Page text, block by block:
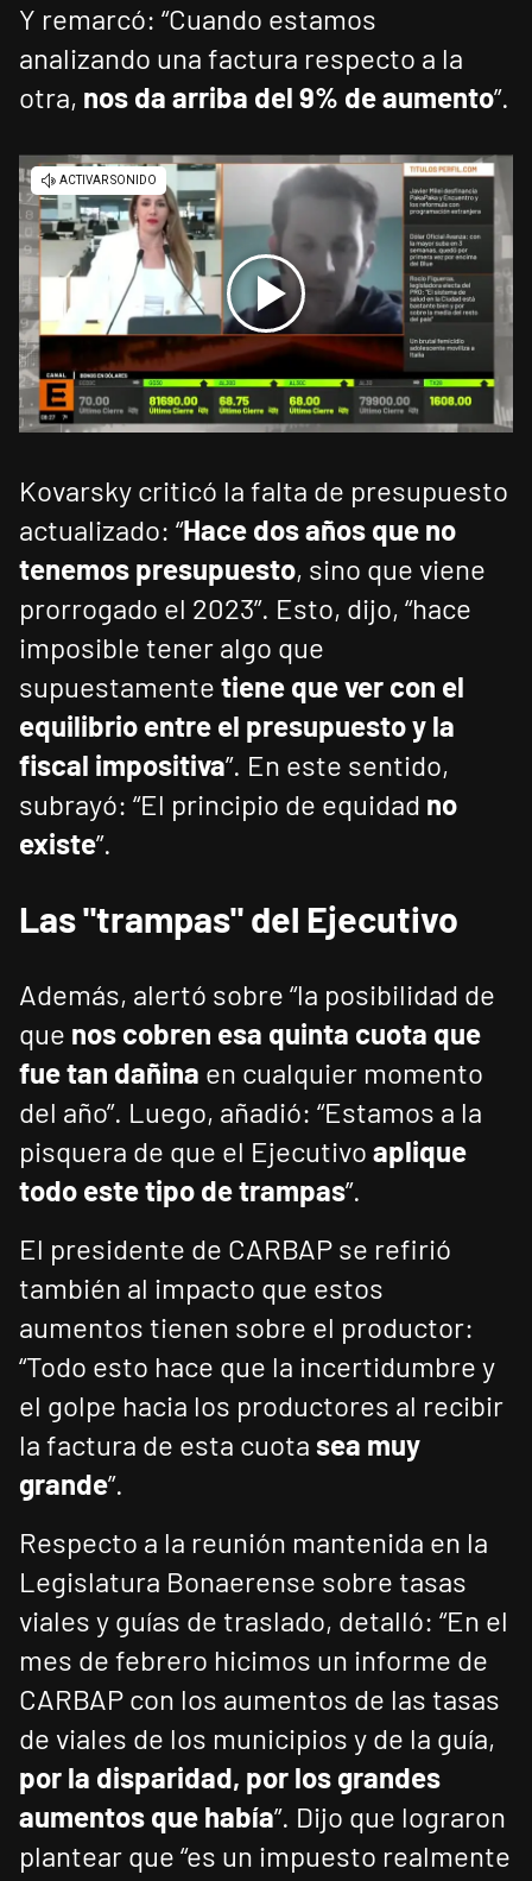
Y remarcó: “Cuando estamos
analizando una factura respecto a la
otra, nos da arriba del 9% de aumento”.
Kovarsky criticó la falta de presupuesto
actualizado: “Hace dos años que no
tenemos presupuesto, sino que viene
prorrogado el 2023”. Esto, dijo, “hace
imposible tener algo que
supuestamente tiene que ver con el
equilibrio entre el presupuesto y la
fiscal impositiva”. En este sentido,
subrayó: “El principio de equidad no
existe”.
Las "trampas" del Ejecutivo
Además, alertó sobre “la posibilidad de
que nos cobren esa quinta cuota que
fue tan dañina en cualquier momento
del año”. Luego, añadió: “Estamos a la
pisquera de que el Ejecutivo aplique
todo este tipo de trampas”.
El presidente de CARBAP se refirió
también al impacto que estos
aumentos tienen sobre el productor:
“Todo esto hace que la incertidumbre y
el golpe hacia los productores al recibir
la factura de esta cuota sea muy
grande”.
Respecto a la reunión mantenida en la
Legislatura Bonaerense sobre tasas
viales y guías de traslado, detalló: “En el
mes de febrero hicimos un informe de
CARBAP con los aumentos de las tasas
de viales de los municipios y de la guía,
por la disparidad, por los grandes
aumentos que había”. Dijo que lograron
plantear que “es un impuesto realmente